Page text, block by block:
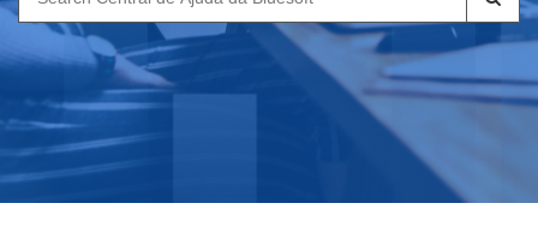
for: